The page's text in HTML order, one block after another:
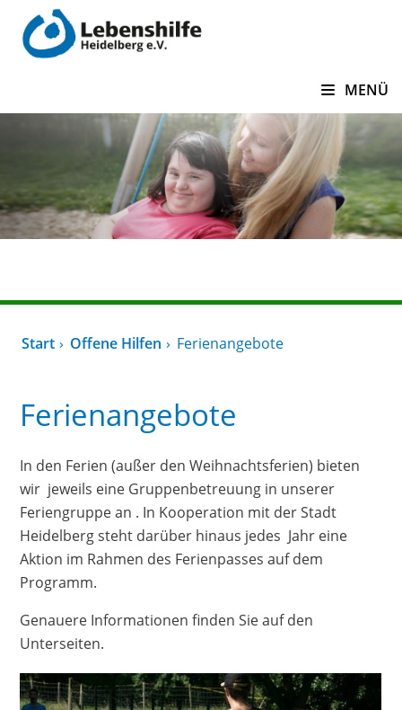
zum Inhalt springen
MENÜ
Start Offene Hilfen Ferienangebote
Ferienangebote
In den Ferien (außer den Weihnachtsferien) bieten
wir jeweils eine Gruppenbetreuung in unserer
Feriengruppe an . In Kooperation mit der Stadt
Heidelberg steht darüber hinaus jedes Jahr eine
Aktion im Rahmen des Ferienpasses auf dem
Programm.
Genauere Informationen finden Sie auf den
Unterseiten.